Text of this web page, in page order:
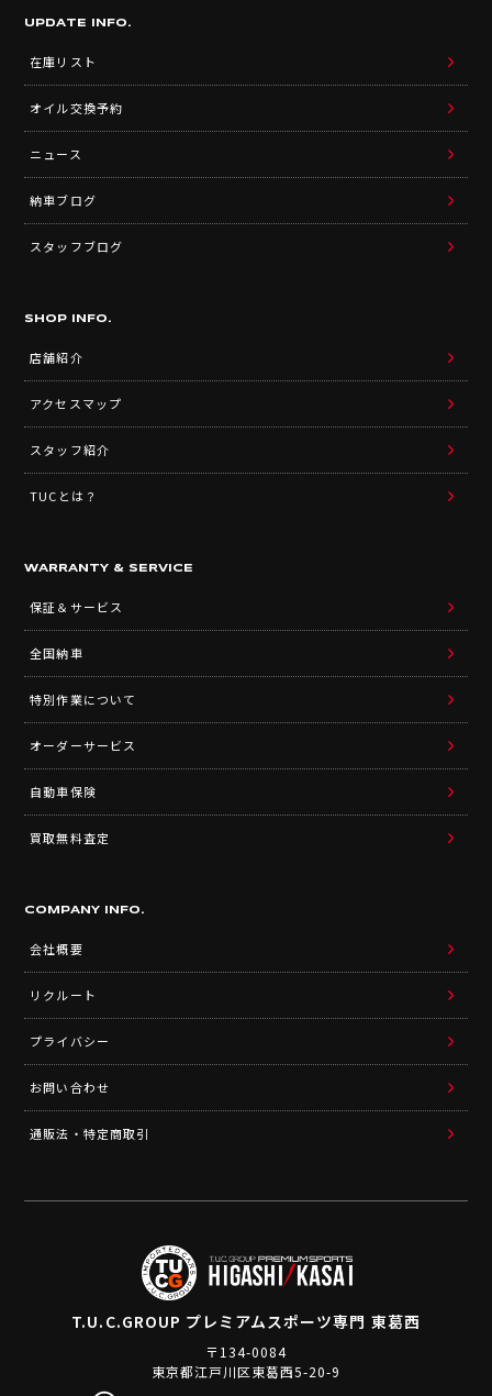
UPDATE INFO.
在庫リスト
オイル交換予約
ニュース
納車ブログ
スタッフブログ
SHOP INFO.
店舗紹介
アクセスマップ
スタッフ紹介
TUCとは？
WARRANTY & SERVICE
保証＆サービス
全国納車
特別作業について
オーダーサービス
自動車保険
買取無料査定
COMPANY INFO.
会社概要
リクルート
プライバシー
お問い合わせ
通販法・特定商取引
T.U.C.GROUP プレミアムスポーツ専門 東葛西
〒134-0084
東京都江戸川区東葛西5-20-9